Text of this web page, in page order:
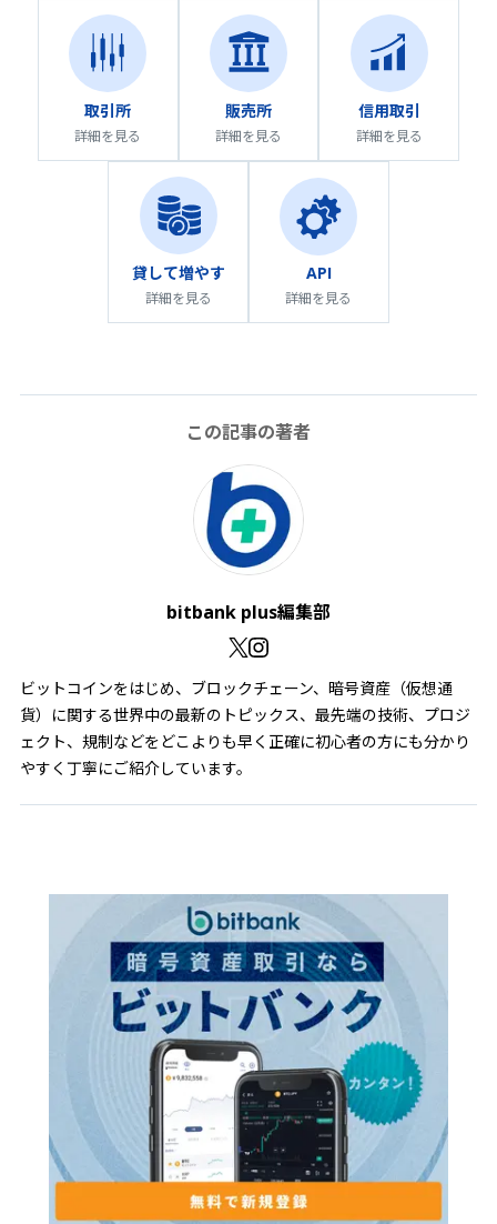
取引所
詳細を見る
販売所
詳細を見る
信用取引
詳細を見る
貸して増やす
詳細を見る
API
詳細を見る
この記事の著者
bitbank plus編集部
ビットコインをはじめ、ブロックチェーン、暗号資産（仮想通
貨）に関する世界中の最新のトピックス、最先端の技術、プロジ
ェクト、規制などをどこよりも早く正確に初心者の方にも分かり
やすく丁寧にご紹介しています。